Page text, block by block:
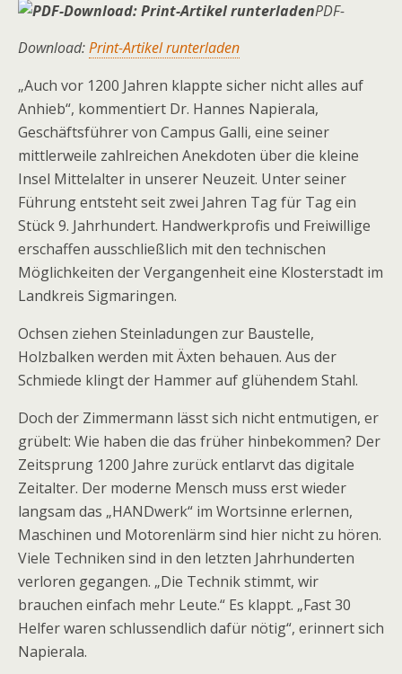
PDF-
Download:Print-Artikel runterladen
„Auch vor 1200 Jahren klap­pte sicher nicht alles auf
Anhieb“, kommentiert Dr. Hannes Napierala,
Geschäftsführer von Campus Galli, eine seiner
mittlerweile zahlreichen Anekdoten über die kleine
Insel Mittelalter in unserer Neuzeit. Unter seiner
Führung entsteht seit zwei Jahren Tag für Tag ein
Stück 9. Jahrhundert. Handwerkprofis und Freiwillige
erschaffen ausschließlich mit den technischen
Möglichkeiten der Vergangenheit eine Klosterstadt im
Landkreis Sigmaringen.
Ochsen ziehen Steinladungen zur Baustelle,
Holzbalken werden mit Äxten behauen. Aus der
Schmiede klingt der Hammer auf glühendem Stahl.
Doch der Zimmermann lässt sich nicht entmutigen, er
grübelt: Wie haben die das früher hinbekommen? Der
Zeitsprung 1200 Jahre zurück entlarvt das digitale
Zeitalter. Der moderne Mensch muss erst wieder
langsam das „HANDwerk“ im Wortsinne erlernen,
Maschinen und Motorenlärm sind hier nicht zu hören.
Viele Techniken sind in den letzten Jahrhunderten
verloren gegangen. „Die Technik stimmt, wir
brauchen einfach mehr Leute.“ Es klappt. „Fast 30
Helfer waren schlussendlich dafür nötig“, erinnert sich
Napierala.